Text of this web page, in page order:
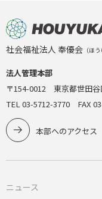
社会福祉法人 奉優会 （ほ
法人管理本部
〒154-0012 東京都世田
TEL 03-5712-3770 FAX
本部へのアクセス
ニュース